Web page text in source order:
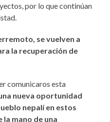
por lo que continúan
se vuelven a
la recuperación de
comunicaros esta
nueva oportunidad
nepalí en estos
mano de una